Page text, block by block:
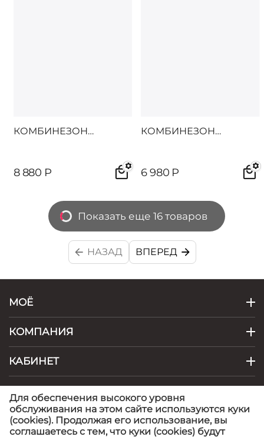
КОМБИНЕЗОН
8 880 Р
КОМБИНЕЗОН
6 980 Р
Показать еще 16 товаров
НАЗАД ВПЕРЕД
МОЁ
КОМПАНИЯ
КАБИНЕТ
КОНТАКТЫ
© 1999 - 2026 Artel - фабрика детской одежды.
Artel
Для обеспечения высокого уровня
обслуживания на этом сайте используются куки
(cookies). Продолжая его использование, вы
соглашаетесь с тем, что куки (cookies) будут